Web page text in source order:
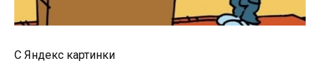
С Яндекс картинки